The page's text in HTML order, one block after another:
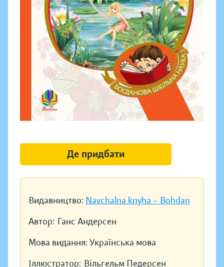
Видавництво: Navchalna knyha – Bohdan
Автор: Ганс Андерсен
Мова видання: Українська мова
Іллюстратор: Вільгельм Педерсен
Де придбати